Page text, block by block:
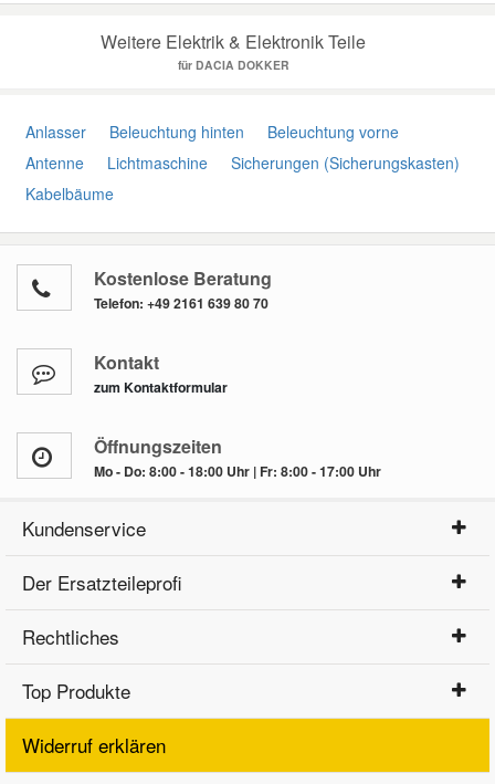
Weitere Elektrik & Elektronik Teile
für DACIA DOKKER
Anlasser Beleuchtung hinten
Beleuchtung vorne
Antenne
Lichtmaschine
Sicherungen (Sicherungskasten)
Kabelbäume
Kostenlose Beratung
Telefon: +49 2161 639 80 70
Kontakt
zum Kontaktformular
Öffnungszeiten
Mo - Do: 8:00 - 18:00 Uhr | Fr: 8:00 - 17:00 Uhr
Kundenservice
Der Ersatzteileprofi
Rechtliches
Top Produkte
Widerruf erklären